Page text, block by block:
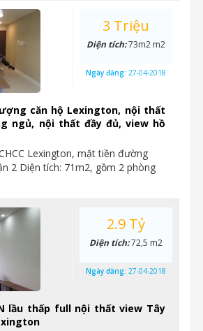
căn hộ Lexington, nội thất
ngủ, nội thất đầy đủ, view hồ
Lexington, mặt tiền đường
2 Diện tích: 71m2, gồm 2 phòng
3 Triệu
Diện tích:73m2 m2
Ngày đăng: 27-04-2018
lầu thấp full nội thất view Tây
2.9 Tỷ
Diện tích:72,5 m2
Ngày đăng: 27-04-2018